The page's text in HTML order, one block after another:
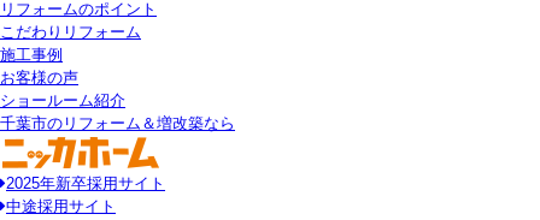
リフォームのポイント
こだわりリフォーム
施工事例
お客様の声
ショールーム紹介
千葉市のリフォーム＆増改築なら
2025年新卒採用サイト
中途採用サイト